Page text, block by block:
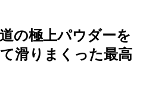
の極上パウダーを
滑りまくった最高